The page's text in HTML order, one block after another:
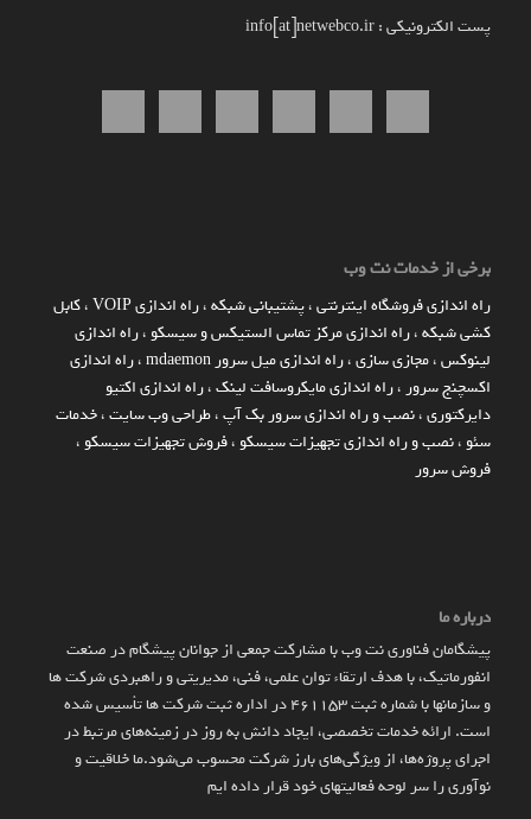
پست الکترونیکی : info[at]netwebco.ir
برخی از خدمات نت وب
راه اندازي فروشگاه اينترنتي،پشتیبانی شبکه،راه اندازی VOIP ،کابل
کشی شبکه،راه اندازی مرکز تماس الستیکس و سیسکو ،راه اندازی
لینوکس،مجازی سازی،راه اندازی میل سرور mdaemon ،راه اندازی
اکسچنج سرور ،راه اندازی مایکروسافت لینک،راه اندازی اکتیو
دایرکتوری،نصب و راه اندازی سرور بک آپ،طراحی وب سایت،خدمات
سئو ،نصب و راه اندازی تجهیزات سیسکو ،فروش تجهیزات سیسکو ،
فروش سرور
درباره ما
پیشگامان فناوری نت وب با مشارکت جمعی از جوانان پیشگام در صنعت
انفورماتیک، با هدف ارتقاء توان علمی، فنی، مدیریتی و راهبردی شرکت ها
و سازمان­ها با شماره ثبت 461153 در اداره ثبت شرکت ها تأسیس شده
است. ارائه خدمات تخصصی، ایجاد دانش به‌ روز در زمینه‌های مرتبط در
اجرای پروژه‌ها، از ویژگی‌های بارز شرکت محسوب می‌شود.ما خلاقیت و
نوآوری را سر لوحه فعالیتهای خود قرار داده ایم